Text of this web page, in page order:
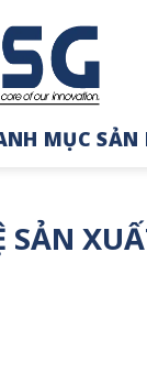
MỤC SẢN
SẢN